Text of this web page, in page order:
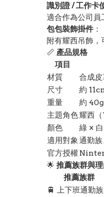
識別證 / 工作卡
適合作為公司員
包包裝飾掛件：
附有耀西吊飾，
📏 產品規格
項目
材質
合成
尺寸
約
重量
約 40g
主題角色耀西（
顏色
綠 ×
適用對象 通勤
官方授權
🌟 推薦族群與
推薦族群
🚆 上下班通勤族